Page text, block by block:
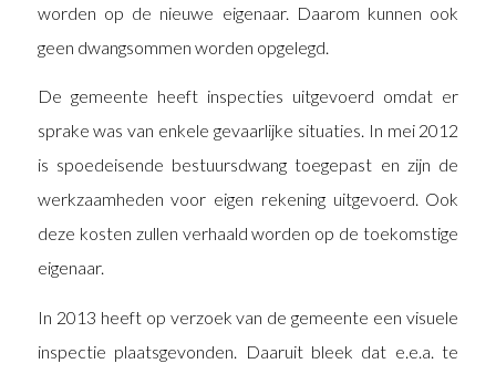
worden op de nieuwe eigenaar. Daarom kunnen ook
geen dwangsommen worden opgelegd.
De gemeente heeft inspecties uitgevoerd omdat er
sprake was van enkele gevaarlijke situaties. In mei 2012
is spoedeisende bestuursdwang toegepast en zijn de
werkzaamheden voor eigen rekening uitgevoerd. Ook
deze kosten zullen verhaald worden op de toekomstige
eigenaar.
In 2013 heeft op verzoek van de gemeente een visuele
inspectie plaatsgevonden. Daaruit bleek dat e.e.a. te